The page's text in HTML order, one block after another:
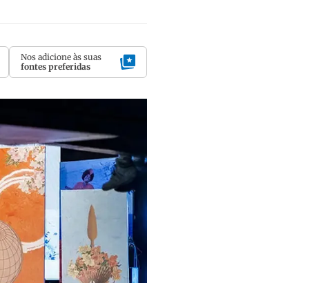
Nos adicione às suas
fontes preferidas